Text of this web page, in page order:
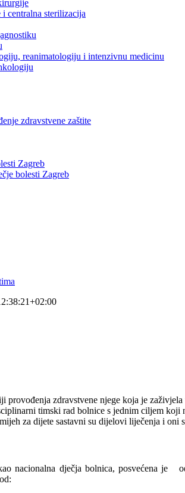
centralna sterilizacija
reanimatologiju i intenzivnu medicinu
zdravstvene zaštite
Zagreb
bolesti Zagreb
provođenja zdravstvene njege koja je
timski rad bolnice s jednim ciljem koji
za dijete sastavni su dijelovi liječenja i oni
nacionalna dječja bolnica, posvećena je